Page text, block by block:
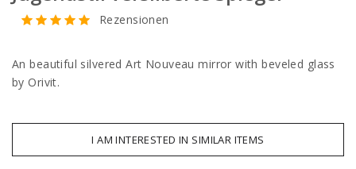
Rezensionen
An beautiful silvered Art Nouveau mirror with beveled glass
by Orivit.
I AM INTERESTED IN SIMILAR ITEMS